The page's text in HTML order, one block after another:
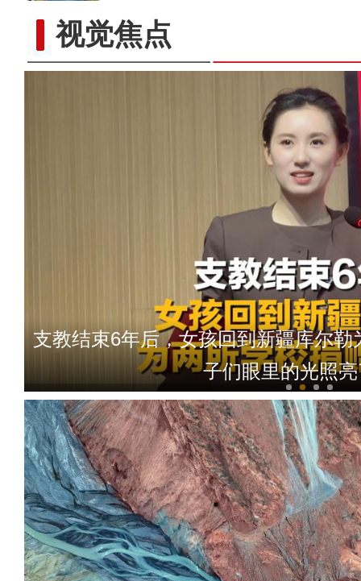
视觉焦点太好听！新疆导游迪丽的真
支教结束6年后，女孩回到新疆库尔
子们眼里的光照